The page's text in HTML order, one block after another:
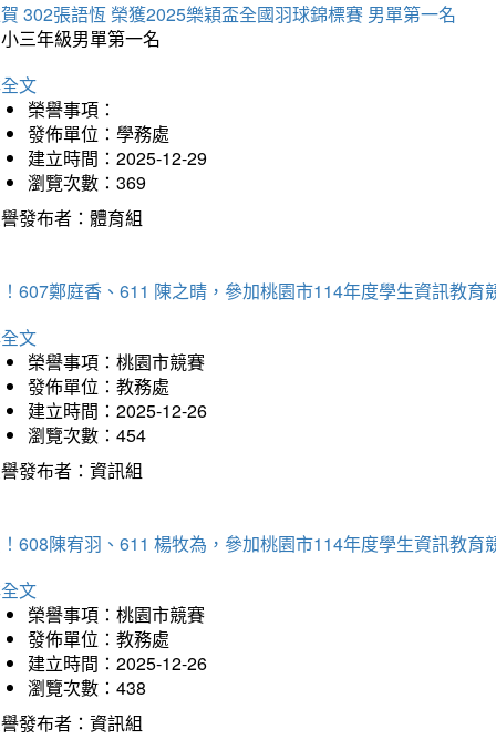
302張語恆 榮獲2025樂穎盃全國羽球錦標賽 男單第一名
三年級男單第一名
文
榮譽事項：
發佈單位：學務處
建立時間：2025-12-29
瀏覽次數：369
發布者：體育組
607鄭庭香、611 陳之晴，參加桃園市114年度學生資訊教育
文
榮譽事項：桃園市競賽
發佈單位：教務處
建立時間：2025-12-26
瀏覽次數：454
發布者：資訊組
608陳宥羽、611 楊牧為，參加桃園市114年度學生資訊教育
文
榮譽事項：桃園市競賽
發佈單位：教務處
建立時間：2025-12-26
瀏覽次數：438
發布者：資訊組